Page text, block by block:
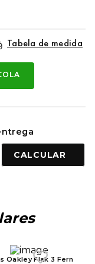
Tabela de medida
Oakley Flak 3 Fern